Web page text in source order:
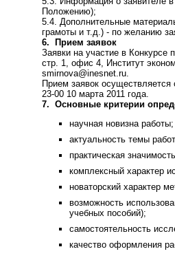
Положению);
5.4. Дополнительные
грамоты и т.д.) - по желанию
6. Прием заявок
Заявки на участие в
стр. 1, офис 4, Институт
smirnova@inesnet.ru.
Прием заявок
23-00 10 марта 2011 года.
7. Основные критерии
научная новизна работы;
актуальность темы
практическая
комплексный характер
новаторский характер
возможность
учебных пособий);
самостоятельность
качество оформления